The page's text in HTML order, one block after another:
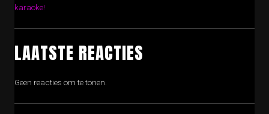
karaoke!
LAATSTE REACTIES
Geen reacties om te tonen.